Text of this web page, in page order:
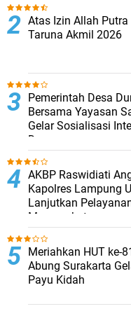
Atas Izin Allah
Taruna Akmil 2026
Pemerintah Desa
Bersama Yayasan
Gelar Sosialisasi
Desa
AKBP Raswidiati
Kapolres Lampung
Lanjutkan
Masyarakat
Meriahkan HUT ke-
Abung Surakarta
Payu Kidah